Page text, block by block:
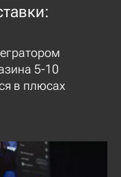
5-10
в плюсах